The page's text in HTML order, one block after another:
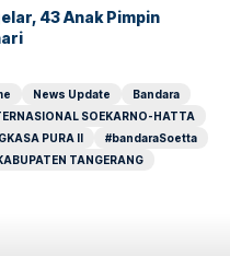
43 Anak Pimpin
News Update
Bandara
SOEKARNO-HATTA
PURA II
#bandaraSoetta
TANGERANG